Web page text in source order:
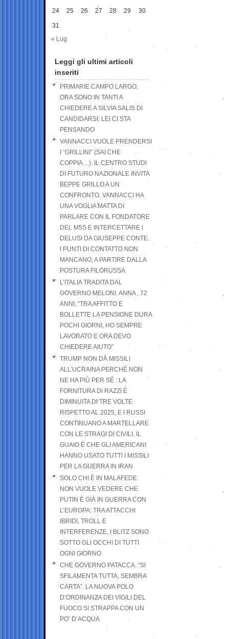
24 25 26 27 28 29 30
31
« Lug
Leggi gli ultimi articoli
inseriti
PRIMARIE CAMPO LARGO,
ORA SONO IN TANTI A
CHIEDERE A SILVIA SALIS DI
CANDIDARSI: LEI CI STA
PENSANDO
VANNACCI VUOLE PRENDERSI
I “GRILLINI” (SAI CHE
COPPIA…). IL CENTRO STUDI
DI FUTURO NAZIONALE INVITA
BEPPE GRILLO A UN
CONFRONTO. VANNACCI HA
UNA VOGLIA MATTA DI
PARLARE CON IL FONDATORE
DEL M5S E INTERCETTARE I
DELUSI DA GIUSEPPE CONTE.
I PUNTI DI CONTATTO NON
MANCANO, A PARTIRE DALLA
POSTURA FILORUSSA
L’ITALIA TRADITA DAL
GOVERNO MELONI. ANNA , 72
ANNI; “TRA AFFITTO E
BOLLETTE LA PENSIONE DURA
POCHI GIORNI, HO SEMPRE
LAVORATO E ORA DEVO
CHIEDERE AIUTO”
TRUMP NON DÀ MISSILI
ALL’UCRAINA PERCHÉ NON
NE HA PIÙ PER SÉ : LA
FORNITURA DI RAZZI È
DIMINUITA DI TRE VOLTE
RISPETTO AL 2025, E I RUSSI
CONTINUANO A MARTELLARE
CON LE STRAGI DI CIVILI. IL
GUAIO È CHE GLI AMERICANI
HANNO USATO TUTTI I MISSILI
PER LA GUERRA IN IRAN
SOLO CHI È IN MALAFEDE
NON VUOLE VEDERE CHE
PUTIN È GIÀ IN GUERRA CON
L’EUROPA: TRA ATTACCHI
IBRIDI, TROLL E
INTERFERENZE, I BLITZ SONO
SOTTO GLI OCCHI DI TUTTI
OGNI GIORNO
CHE GOVERNO PATACCA. “SI
SFILAMENTA TUTTA, SEMBRA
CARTA”. LA NUOVA POLO
D’ORDINANZA DEI VIGILI DEL
FUOCO SI STRAPPA CON UN
PO’ D’ACQUA